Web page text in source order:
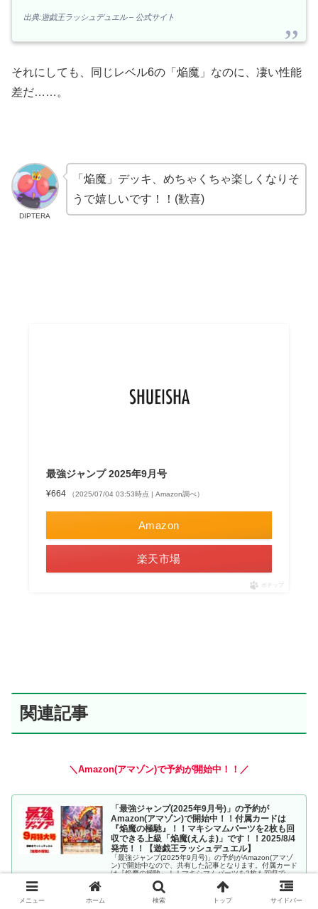
出典:遊戯王ラッシュデュエル – 公式サイト
それにしても、同じレベル6の「焔魔」なのに、凄い性能
差だ……。
DIPTERA
「焔魔」デッキ、めちゃくちゃ楽しくなりそ
うで嬉しいです！！(歓喜)
最強ジャンプ 2025年9月号
¥664 （2025/07/04 03:53時点 | Amazon調べ）
Amazon
楽天市場
ポチップ
関連記事
＼Amazon(アマゾン)で予約が開始中！！／
「最強ジャンプ(2025年9月号)」の予約が
Amazon(アマゾン)で開始中！！付属カードは
『焔魔の極馳』！！マキシマムパーツを2枚も回
収できる上級「焔魔(えんま)」です！！2025/8/4
発売！！【遊戯王ラッシュデュエル】
「最強ジャンプ(2025年9月号)」の予約がAmazon(アマゾ
ン)で開始中なので、共有した記事となります。付属カード
は『焔魔の極馳』！！マキシマムパーツを2枚も回収でき
る上級「焔魔(えんま)」です！！2025/8/4発売！！【遊戯
王ラッシュデュエル】
www.diptera-blog.com 2025.07.16
メニュー ホーム 検索 トップ サイドバー